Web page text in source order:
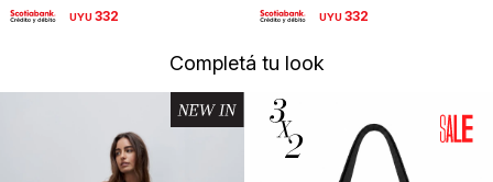
UYU332 UYU 332
Completá tu look